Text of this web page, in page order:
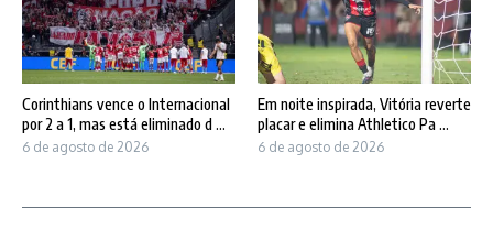
Corinthians vence o Internacional
por 2 a 1, mas está eliminado d ...
6 de agosto de 2026
Em noite inspirada, Vitória reverte
placar e elimina Athletico Pa ...
6 de agosto de 2026